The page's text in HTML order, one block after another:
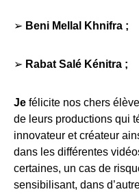
➢ Beni Mellal Khnifra ;
➢ Rabat Salé Kénitra ;
Je félicite nos chers
de leurs productions qui
innovateur et créateur
dans les différentes
certaines, un cas de
sensibilisant, dans